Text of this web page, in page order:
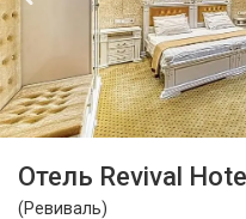
Отель Revival
(Ревиваль)